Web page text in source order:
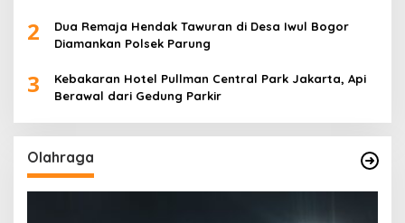
2
Dua Remaja Hendak Tawuran di Desa Iwul Bogor
Diamankan Polsek Parung
3
Kebakaran Hotel Pullman Central Park Jakarta, Api
Berawal dari Gedung Parkir
Olahraga